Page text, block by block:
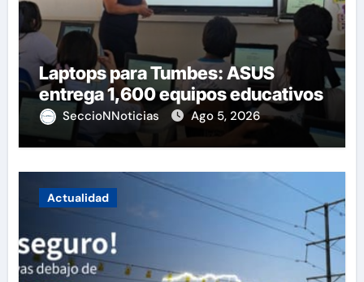
Laptops para Tumbes: ASUS
entrega 1,600 equipos educativos
SeccioNNoticias Ago 5, 2026
Actualidad